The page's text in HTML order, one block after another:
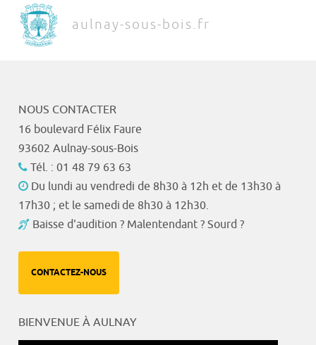
aulnay-sous-bois.fr
NOUS CONTACTER
16 boulevard Félix Faure
93602 Aulnay-sous-Bois
Tél. : 01 48 79 63 63
Du lundi au vendredi de 8h30 à 12h et de 13h30 à
17h30 ; et le samedi de 8h30 à 12h30.
Baisse d'audition ? Malentendant ? Sourd ?
CONTACTEZ-NOUS
BIENVENUE À AULNAY